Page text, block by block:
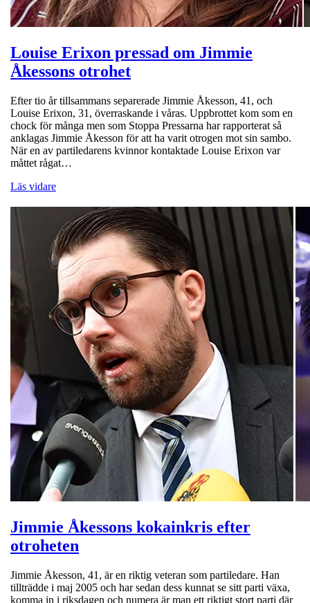
Louise Erixon pressad om Jimmie
Åkessons otrohet
Efter tio år tillsammans separerade Jimmie Åkesson, 41, och
Louise Erixon, 31, överraskande i våras. Uppbrottet kom som en
chock för många men som Stoppa Pressarna har rapporterat så
anklagas Jimmie Åkesson för att ha varit otrogen mot sin sambo.
När en av partiledarens kvinnor kontaktade Louise Erixon var
måttet rågat…
Läs vidare
Jimmie Åkessons kokainkris efter
otroheten
Jimmie Åkesson, 41, är en riktig veteran som partiledare. Han
tillträdde i maj 2005 och har sedan dess kunnat se sitt parti växa,
komma in i riksdagen och numera är man ett riktigt stort parti där